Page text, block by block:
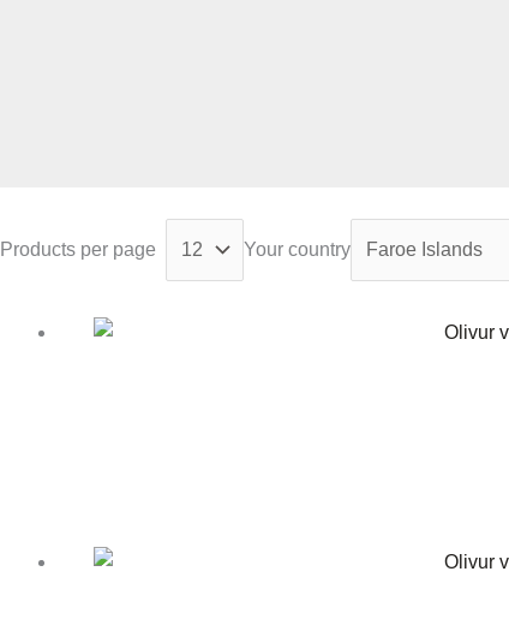
Products per page Your country